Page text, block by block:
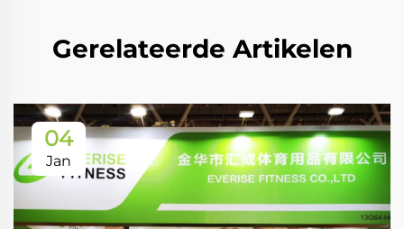
Gerelateerde Artikelen
04
Jan